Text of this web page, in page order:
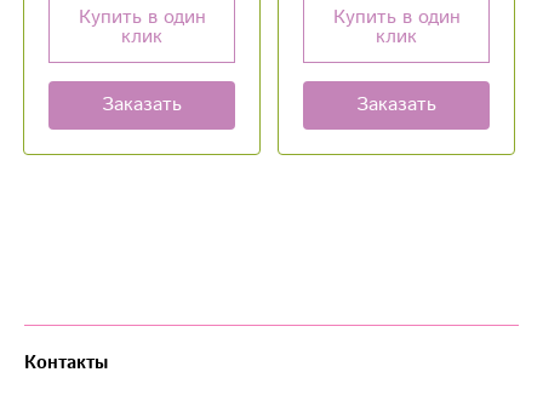
Купить в один
клик
Заказать
Купить в один
клик
Заказать
Контакты